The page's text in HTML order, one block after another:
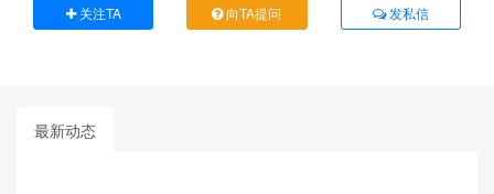
关注TA 向TA提问 发私信
最新动态